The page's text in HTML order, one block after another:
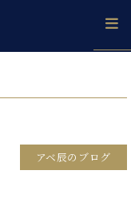
アベ辰のブログ